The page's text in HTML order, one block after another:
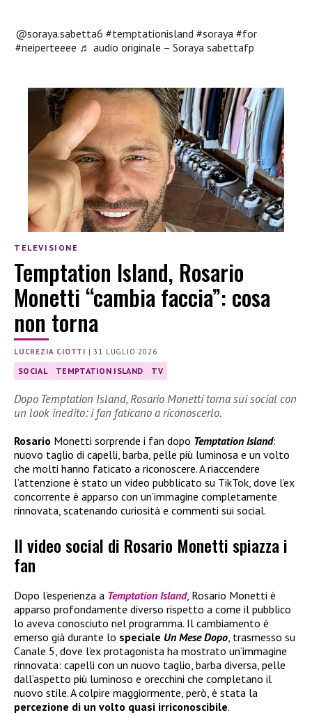
@soraya.sabetta6 #temptationisland #soraya #for
#neiperteeee ♬ audio originale – Soraya sabettafp
TELEVISIONE
Temptation Island, Rosario
Monetti “cambia faccia”: cosa
non torna
LUCREZIA CIOTTI |31 LUGLIO 2026
SOCIAL TEMPTATION ISLAND TV
Dopo Temptation Island, Rosario Monetti torna sui social con
un look inedito: i fan faticano a riconoscerlo.
Rosario Monetti sorprende i fan dopo Temptation Island:
nuovo taglio di capelli, barba, pelle più luminosa e un volto
che molti hanno faticato a riconoscere. A riaccendere
l’attenzione è stato un video pubblicato su TikTok, dove l’ex
concorrente è apparso con un’immagine completamente
rinnovata, scatenando curiosità e commenti sui social.
Il video social di Rosario Monetti spiazza i
fan
Dopo l’esperienza a Temptation Island, Rosario Monetti è
apparso profondamente diverso rispetto a come il pubblico
lo aveva conosciuto nel programma. Il cambiamento è
emerso già durante lo speciale Un Mese Dopo, trasmesso su
Canale 5, dove l’ex protagonista ha mostrato un’immagine
rinnovata: capelli con un nuovo taglio, barba diversa, pelle
dall’aspetto più luminoso e orecchini che completano il
nuovo stile. A colpire maggiormente, però, è stata la
percezione di un volto quasi irriconoscibile.